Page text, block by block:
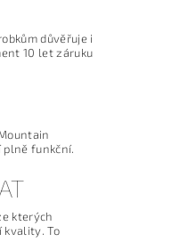
důvěřuje i
10 let záruku
plně funkční.
kterých
kvality. To